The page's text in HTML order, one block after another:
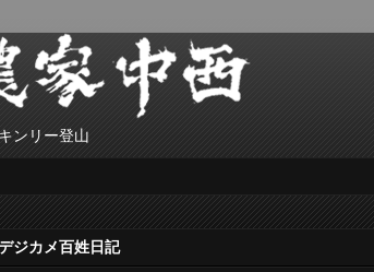
ンリー登山
ジカメ百姓日記